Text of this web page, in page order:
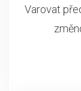
Varovat